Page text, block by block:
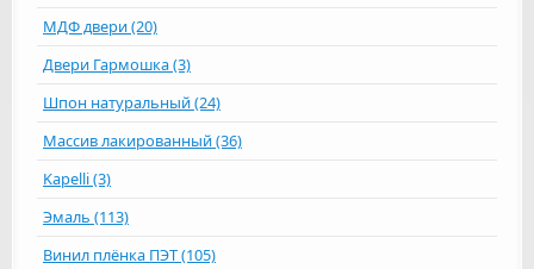
МДФ двери (20)
Двери Гармошка (3)
Шпон натуральный (24)
Массив лакированный (36)
Kapelli (3)
Эмаль (113)
Винил плёнка ПЭТ (105)